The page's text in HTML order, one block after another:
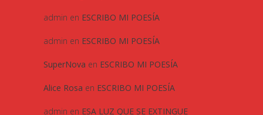
admin en ESCRIBO MI POESÍA
admin en ESCRIBO MI POESÍA
SuperNova en ESCRIBO MI POESÍA
Alice Rosa en ESCRIBO MI POESÍA
admin en ESA LUZ QUE SE EXTINGUE